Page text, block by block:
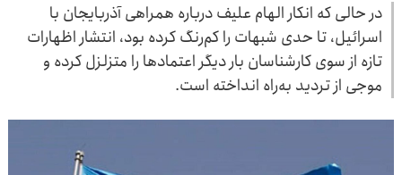
در حالی که انکار الهام علیف درباره همراهی آذربایجان با
اسرائیل، تا حدی شبهات را کم‌رنگ کرده بود، انتشار اظهارات
تازه از سوی کارشناسان بار دیگر اعتمادها را متزلزل کرده و
موجی از تردید به‌راه انداخته است.